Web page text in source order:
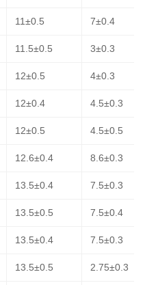
11±0.5 7±0.4
11.5±0.5 3±0.3
12±0.5 4±0.3
12±0.4 4.5±0.3
12±0.5 4.5±0.5
12.6±0.4 8.6±0.3
13.5±0.4 7.5±0.3
13.5±0.5 7.5±0.4
13.5±0.4 7.5±0.3
13.5±0.5 2.75±0.3